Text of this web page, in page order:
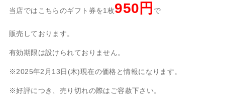
当店ではこちらのギフト券を1枚950円 で
販売しております。
有効期限は設けられておりません。
※2025年2月13日(木)現在の価格と情報になります。
※好評につき、売り切れの際はご容赦下さい。